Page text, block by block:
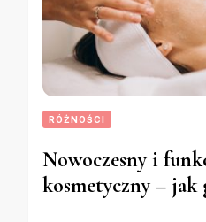
RÓŻNOŚCI
Nowoczesny i
kosmetyczny – jak